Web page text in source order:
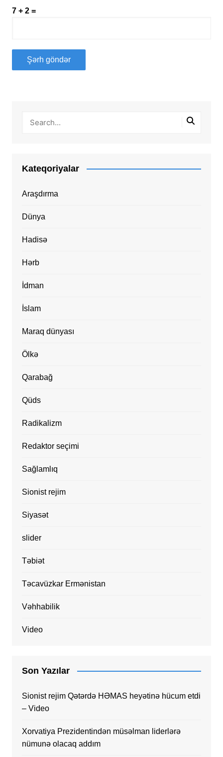
7 + 2 =
Kateqoriyalar
Araşdırma
Dünya
Hadisə
Hərb
İdman
İslam
Maraq dünyası
Ölkə
Qarabağ
Qüds
Radikalizm
Redaktor seçimi
Sağlamlıq
Sionist rejim
Siyasət
slider
Təbiət
Təcavüzkar Ermənistan
Vəhhabilik
Video
Son Yazılar
Sionist rejim Qətərdə HƏMAS heyətinə hücum etdi
– Video
Xorvatiya Prezidentindən müsəlman liderlərə
nümunə olacaq addım